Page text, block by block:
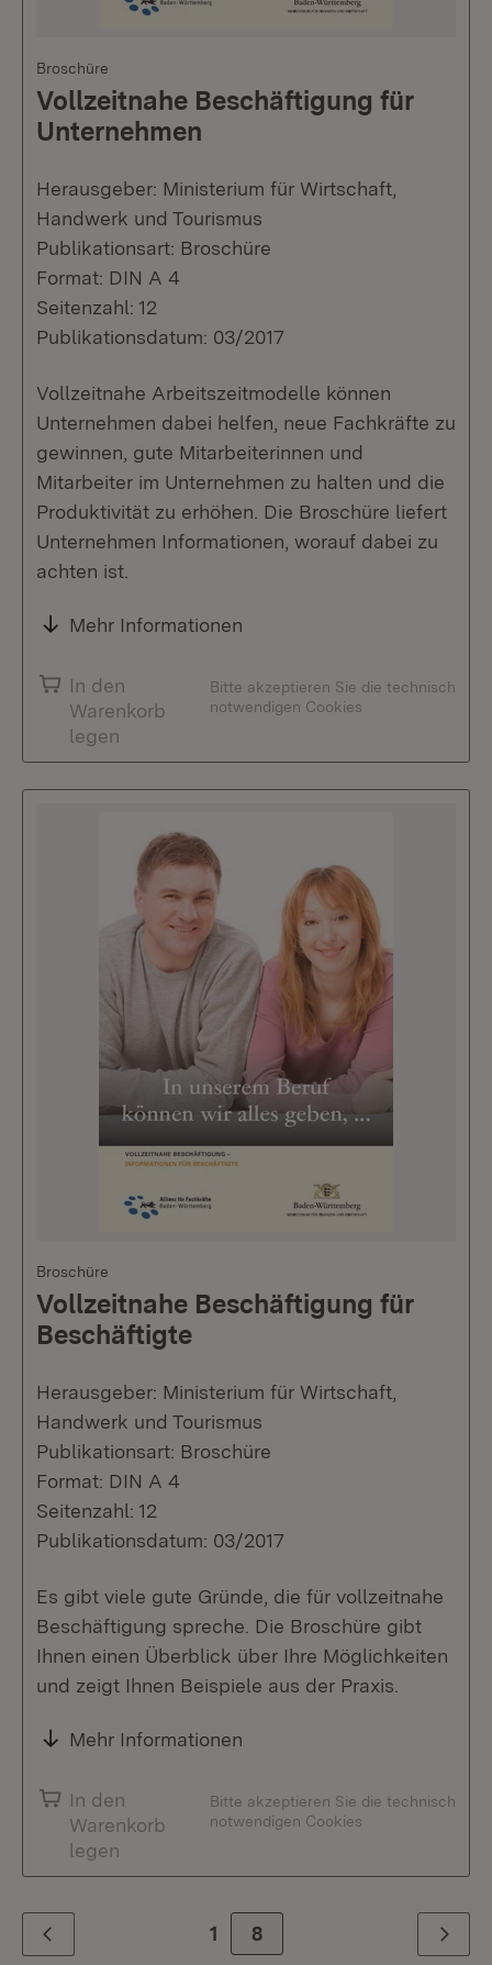
Broschüre
Vollzeitnahe Beschäftigung für
Unternehmen
Herausgeber: Ministerium für Wirtschaft,
Handwerk und Tourismus
Publikationsart: Broschüre
Format: DIN A 4
Seitenzahl: 12
Publikationsdatum: 03/2017
Vollzeitnahe Arbeitszeitmodelle können
Unternehmen dabei helfen, neue Fachkräfte zu
gewinnen, gute Mitarbeiterinnen und
Mitarbeiter im Unternehmen zu halten und die
Produktivität zu erhöhen. Die Broschüre liefert
Unternehmen Informationen, worauf dabei zu
achten ist.
Mehr Informationen
In den
Warenkorb
legen
Bitte akzeptieren Sie die technisch
notwendigen Cookies
Broschüre
Vollzeitnahe Beschäftigung für
Beschäftigte
Herausgeber: Ministerium für Wirtschaft,
Handwerk und Tourismus
Publikationsart: Broschüre
Format: DIN A 4
Seitenzahl: 12
Publikationsdatum: 03/2017
Es gibt viele gute Gründe, die für vollzeitnahe
Beschäftigung spreche. Die Broschüre gibt
Ihnen einen Überblick über Ihre Möglichkeiten
und zeigt Ihnen Beispiele aus der Praxis.
Mehr Informationen
In den
Warenkorb
legen
Bitte akzeptieren Sie die technisch
notwendigen Cookies
Zurück 1 Zur Seite
8 Weiter